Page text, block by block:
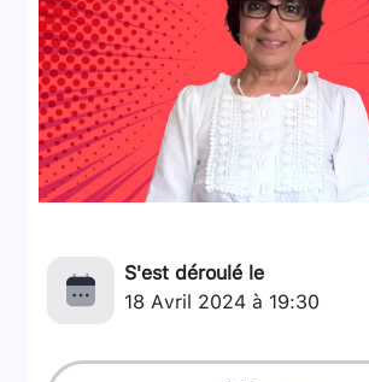
S'est déroulé le
18 Avril 2024 à 19:30